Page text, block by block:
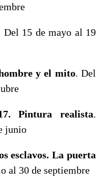
Del 15 de mayo al 19
y el mito. Del
Pintura realista.
junio
esclavos. La puerta
al 30 de septiembre